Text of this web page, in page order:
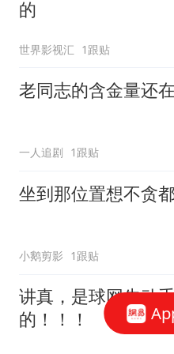
的
世界影视汇 1跟贴
老同志的含金量还
一人追剧 1跟贴
坐到那位置想不贪
小鹅剪影 1跟贴
讲真，是球网先动
的！！！